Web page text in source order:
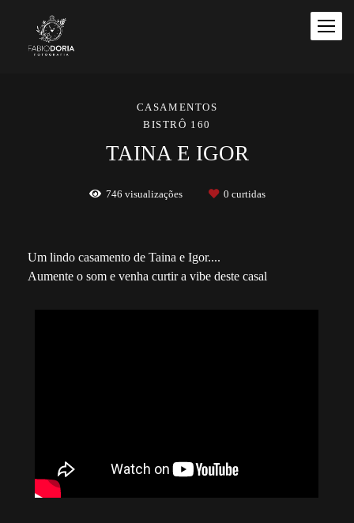
CASAMENTOS
BISTRÔ 160
TAINA E IGOR
746 visualizações 0 curtidas
Um lindo casamento de Taina e Igor....
Aumente o som e venha curtir a vibe deste casal